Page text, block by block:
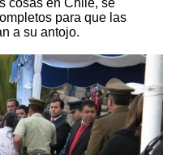
cosas en Chile, se
para que las
a su antojo.